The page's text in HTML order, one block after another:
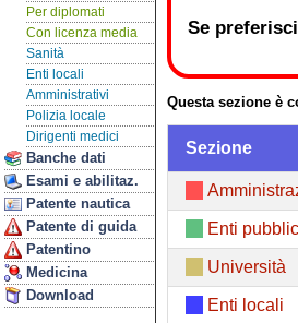
Per diplomati
Con licenza media
Sanità
Enti locali
Amministrativi
Polizia locale
Dirigenti medici
Banche dati
Esami e abilitaz.
Patente nautica
Patente di guida
Patentino
Medicina
Download
Se
Questa sezione è
Sezione
Enti
Università
Enti locali